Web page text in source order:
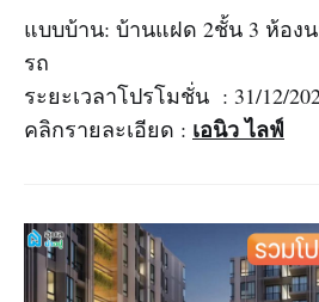
แบบบ้าน: บ้านแฝด 2ชั้น 3 ห้อง
รถ
ระยะเวลาโปรโมชั่น : 31/12/
คลิกรายละเอียด : เอนิว ไลฟ์